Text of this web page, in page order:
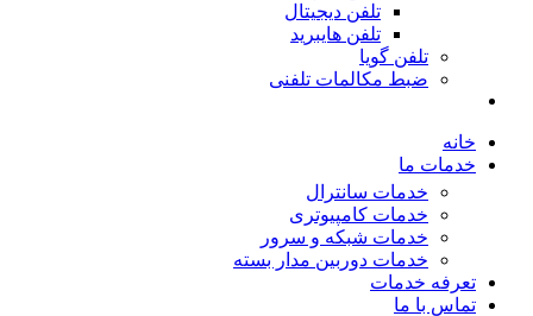
تلفن دیجیتال
تلفن هایبرید
تلفن گویا
ضبط مکالمات تلفنی
خانه
خدمات ما
خدمات سانترال
خدمات کامپیوتری
خدمات شبکه و سرور
خدمات دوربین مدار بسته
تعرفه خدمات
تماس با ما